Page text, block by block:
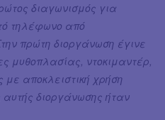
διαγωνισμός για
τηλέφωνο από
πρώτη διοργάνωση έγινε
μυθοπλασίας, ντοκιμαντέρ,
με αποκλειστική χρήση
αυτής διοργάνωσης ήταν